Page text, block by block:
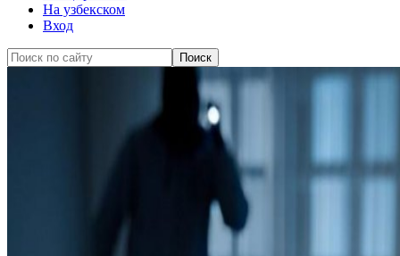
На узбекском
Вход